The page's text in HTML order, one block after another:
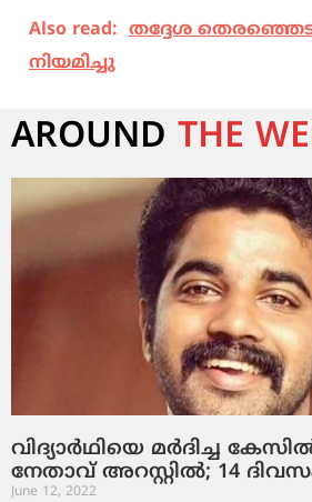
Also read: തദ്ദേശ
നിയമിച്ചു
AROUND THE
വിദ്യാര്‍ഥിയെ മര്‍ദിച്ച
നേതാവ് അറസ്റ്റില്‍; 14
June 12, 2022